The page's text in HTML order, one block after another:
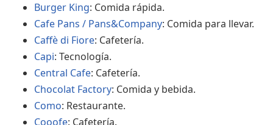
Burger King: Comida rápida.
Cafe Pans / Pans&Company: Comida para llevar.
Caffè di Fiore: Cafetería.
Capi: Tecnología.
Central Cafe: Cafetería.
Chocolat Factory: Comida y bebida.
Como: Restaurante.
Cooofe: Cafetería.